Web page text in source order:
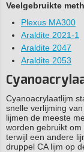
Veelgebruikte
Plexus MA300
Araldite 2021-1
Araldite 2047
Araldite 2053
Cyanoacrylaatlijm
snelle verlijming
lijmen de meeste
worden gebruikt
terwijl een andere
druppel CA lijm op